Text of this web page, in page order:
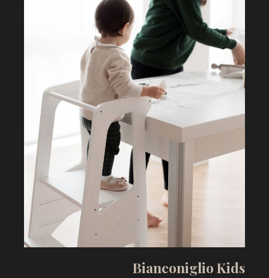
BianconiglioKids